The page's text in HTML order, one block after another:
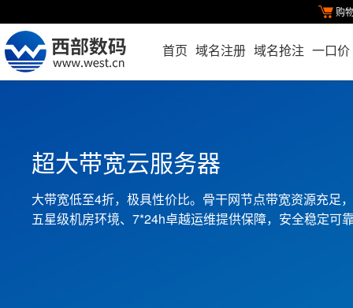
购
首页 域名注册 域名抢注 一口价
超大带宽云服务器
大带宽低至4折，极具性价比。骨干网节点带宽资源充足
五星级机房环境、7*24h卓越运维提供保障，安全稳定可